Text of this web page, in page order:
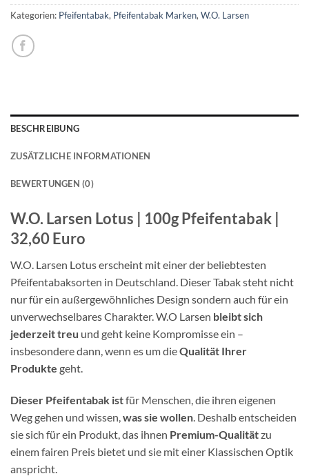
Kategorien: Pfeifentabak, Pfeifentabak Marken, W.O. Larsen
BESCHREIBUNG
ZUSÄTZLICHE INFORMATIONEN
BEWERTUNGEN (0)
W.O. Larsen Lotus | 100g Pfeifentabak |
32,60 Euro
W.O. Larsen Lotus erscheint mit einer der beliebtesten
Pfeifentabaksorten in Deutschland. Dieser Tabak steht nicht
nur für ein außergewöhnliches Design sondern auch für ein
unverwechselbares Charakter. W.O Larsen bleibt sich
jederzeit treu und geht keine Kompromisse ein –
insbesondere dann, wenn es um dieQualität Ihrer
Produkte geht.
Dieser Pfeifentabak istfür Menschen, die ihren eigenen
Weg gehen und wissen,was sie wollen. Deshalb entscheiden
sie sich für ein Produkt, das ihnen Premium-Qualitätzu
einem fairen Preis bietet und sie mit einer Klassischen Optik
anspricht.